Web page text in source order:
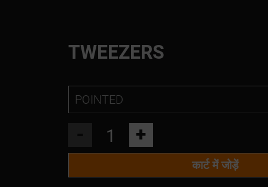
TWEEZERS
POINTED
POINTED
L SHAPE
CURVED
+
कार्ट में जोड़ें